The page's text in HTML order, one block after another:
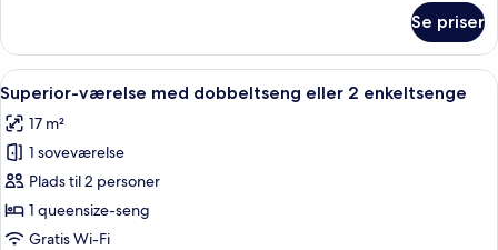
med
dobbeltseng
eller
enkeltsenge
(Cosy)
Se priser
Indlæs
alle
billeder
af
Superior-
værelse
med
Et hotelværelse med en seng, et
4
Superior-værelse med dobbeltseng eller 2 enkeltsenge
17 m²
1 soveværelse
Plads til 2 personer
1 queensize-seng
Gratis Wi-Fi